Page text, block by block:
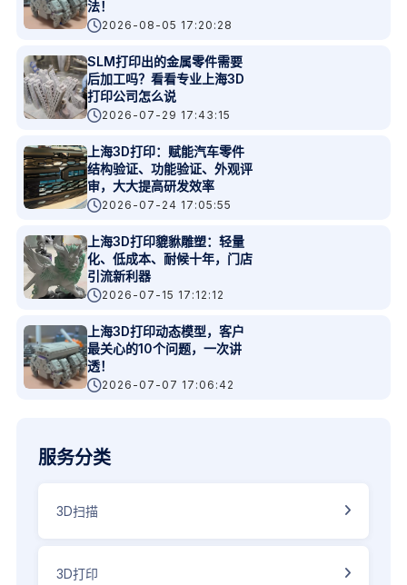
法！
2026-08-05 17:20:28
SLM打印出的金属零件需要
后加工吗？看看专业上海3D
打印公司怎么说
2026-07-29 17:43:15
上海3D打印：赋能汽车零件
结构验证、功能验证、外观评
审，大大提高研发效率
2026-07-24 17:05:55
上海3D打印貔貅雕塑：轻量
化、低成本、耐候十年，门店
引流新利器
2026-07-15 17:12:12
上海3D打印动态模型，客户
最关心的10个问题，一次讲
透！
2026-07-07 17:06:42
服务分类
3D扫描
3D打印